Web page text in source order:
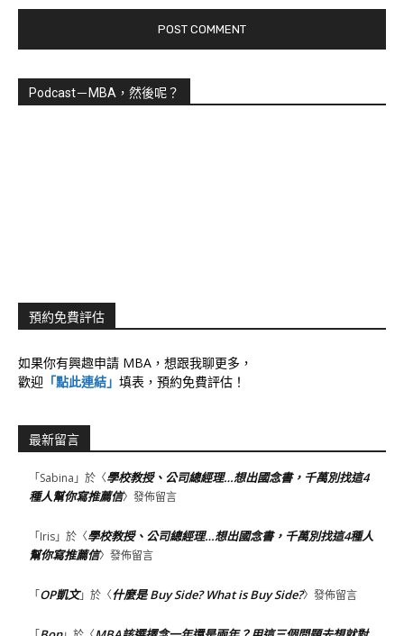
Podcast－MBA，然後呢？
預約免費評估
如果你有興趣申請 MBA，想跟我聊更多，
歡迎 「點此連結」 填表，預約免費評估！
最新留言
「Sabina 」於〈學校教授、公司總經理…想出國念書，千萬別找這4
種人幫你寫推薦信〉發佈留言
「Iris」於〈學校教授、公司總經理…想出國念書，千萬別找這4種人
幫你寫推薦信〉發佈留言
「OP凱文」於〈什麼是 Buy Side? What is Buy Side?〉發佈留言